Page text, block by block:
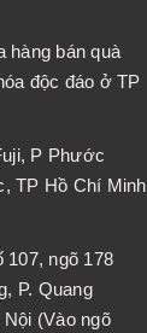
hàng bán quà
độc đáo ở TP
P Phước
TP Hồ Chí Minh
107, ngõ 178
P. Quang
(Vào ngõ